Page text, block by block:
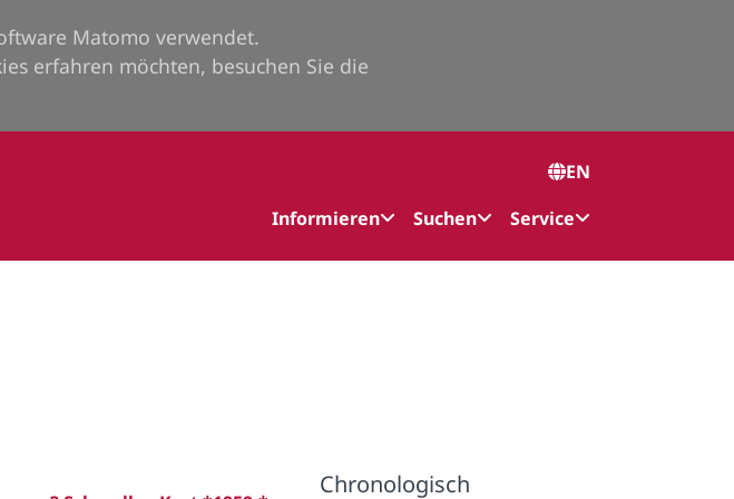
Matomo verwendet.
erfahren möchten, besuchen Sie die
EN
Informieren
Suchen Service
Chronologisch